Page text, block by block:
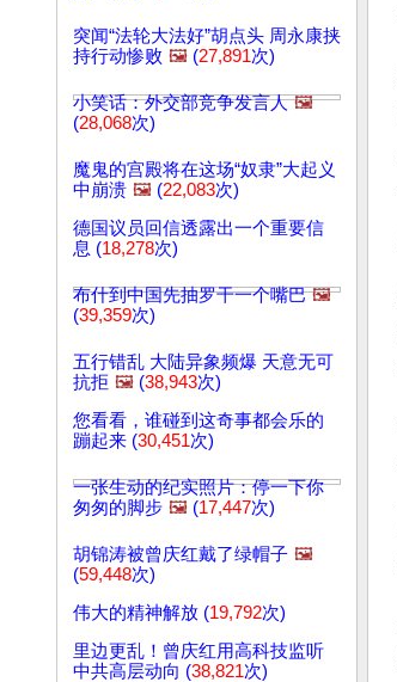
突闻“法轮大法好”胡点头 周永康挟
持行动惨败 🖼️ (27,891次)
小笑话：外交部竞争发言人 🖼️
(28,068次)
魔鬼的宫殿将在这场“奴隶”大起义
中崩溃 🖼️ (22,083次)
德国议员回信透露出一个重要信
息 (18,278次)
布什到中国先抽罗干一个嘴巴 🖼️
(39,359次)
五行错乱 大陆异象频爆 天意无可
抗拒 🖼️ (38,943次)
您看看，谁碰到这奇事都会乐的
蹦起来 (30,451次)
一张生动的纪实照片：停一下你
匆匆的脚步 🖼️ (17,447次)
胡锦涛被曾庆红戴了绿帽子 🖼️
(59,448次)
伟大的精神解放 (19,792次)
里边更乱！曾庆红用高科技监听
中共高层动向 (38,821次)